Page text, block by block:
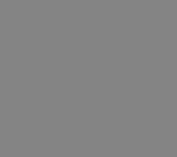
Hinweise
Verzeichnis